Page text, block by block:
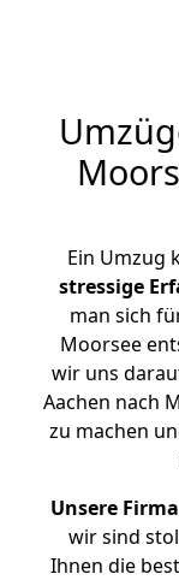
Ein Umzug
stressige
man sich
Moorsee
wir uns
Aachen nach
zu machen
Unsere
wir sind
Ihnen die